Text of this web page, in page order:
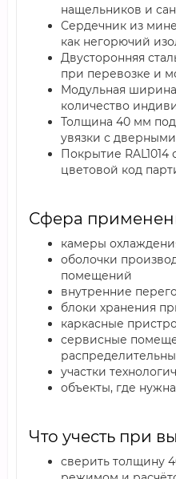
нащельников и
Сердечник из
как негорючий
Двусторонняя
при перевозке и
Модульная
количество
Толщина 40 мм
увязки с
Покрытие
цветовой код
Сфера
камеры
оболочки
помещений
внутренние
блоки хранения
каркасные
сервисные
участки
объекты, где
Что учесть при
сверить толщину